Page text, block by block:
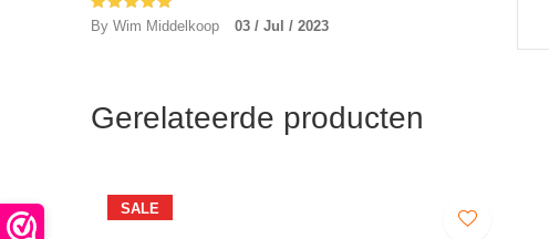
By Wim Middelkoop 03 / Jul / 2023
Gerelateerde producten
SALE